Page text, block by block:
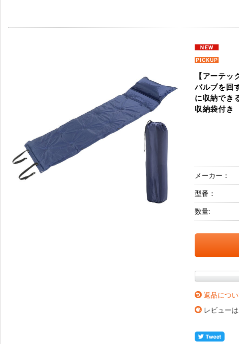
【アーテッ
バルブを回
に収納でき
収納袋付き
メーカー：
型番：
数量:
返品につ
レビュー